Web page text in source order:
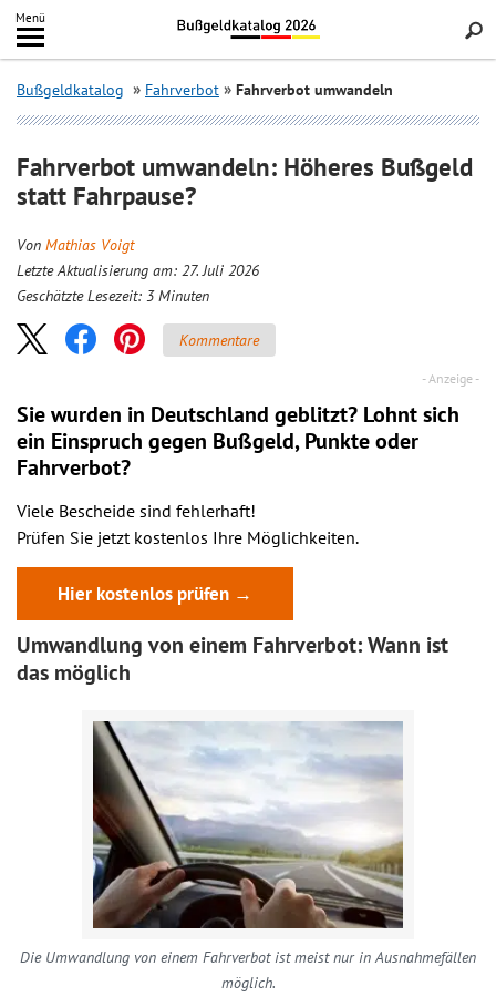
Inhalt
springen
Menü
Search
Bußgeldkatalog Fahrverbot Fahrverbot umwandeln
Fahrverbot umwandeln: Höheres Bußgeld
statt Fahrpause?
Von Mathias Voigt
Letzte Aktualisierung am: 27. Juli 2026
Geschätzte Lesezeit: 3 Minuten
Kommentare
Sie wurden in Deutschland geblitzt? Lohnt sich
ein Einspruch gegen Bußgeld, Punkte oder
Fahrverbot?
Viele Bescheide sind fehlerhaft!
Prüfen Sie jetzt kostenlos Ihre Möglichkeiten.
Hier kostenlos prüfen →
Umwandlung von einem Fahrverbot: Wann ist
das möglich
Die Umwandlung von einem Fahrverbot ist meist nur in Ausnahmefällen
möglich.